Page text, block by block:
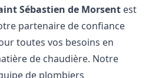
Sébastien de Morsent est
partenaire de confiance
toutes vos besoins en
de chaudière. Notre
de plombiers